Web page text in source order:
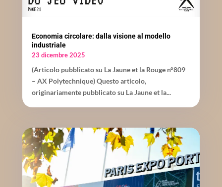
Economia circolare: dalla visione al modello
industriale
23 dicembre 2025
(Articolo pubblicato su La Jaune et la Rouge n°809
– AX Polytechnique) Questo articolo,
originariamente pubblicato su La Jaune et la...